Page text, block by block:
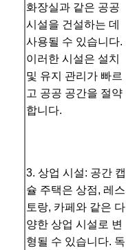
홈 오피스 팟
얼음 욕조
얼음 목욕 기계 용품
전기 사우나 히터
휴대용 공기 에어컨
AC 창문 환기 키트
화장실과 같은 공공
시설을 건설하는 데
사용될 수 있습니다.
이러한 시설은 설치
및 유지 관리가 빠르
고 공공 공간을 절약
합니다.
3. 상업 시설: 공간 캡
슐 주택은 상점, 레스
토랑, 카페와 같은 다
양한 상업 시설로 변
형될 수 있습니다. 독